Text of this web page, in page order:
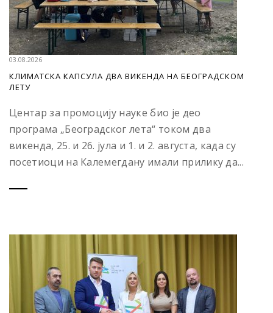
03.08.2026
КЛИМАТСКА КАПСУЛА ДВА ВИКЕНДА НА БЕОГРАДСКОМ
ЛЕТУ
Центар за промоцију науке био је део
програма „Београдског лета“ током два
викенда, 25. и 26. јула и 1. и 2. августа, када су
посетиоци на Калемегдану имали прилику да...